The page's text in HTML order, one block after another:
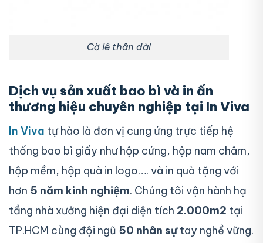
Cờ lê thân dài
Dịch vụ sản xuất bao bì và in ấn
thương hiệu chuyên nghiệp tại In Viva
In Viva tự hào là đơn vị cung ứng trực tiếp hệ
thống bao bì giấy như hộp cứng, hộp nam châm,
hộp mềm, hộp quà in logo…. và in quà tặng với
hơn 5 năm kinh nghiệm. Chúng tôi vận hành hạ
tầng nhà xưởng hiện đại diện tích 2.000m2 tại
TP.HCM cùng đội ngũ 50 nhân sựtay nghề vững.